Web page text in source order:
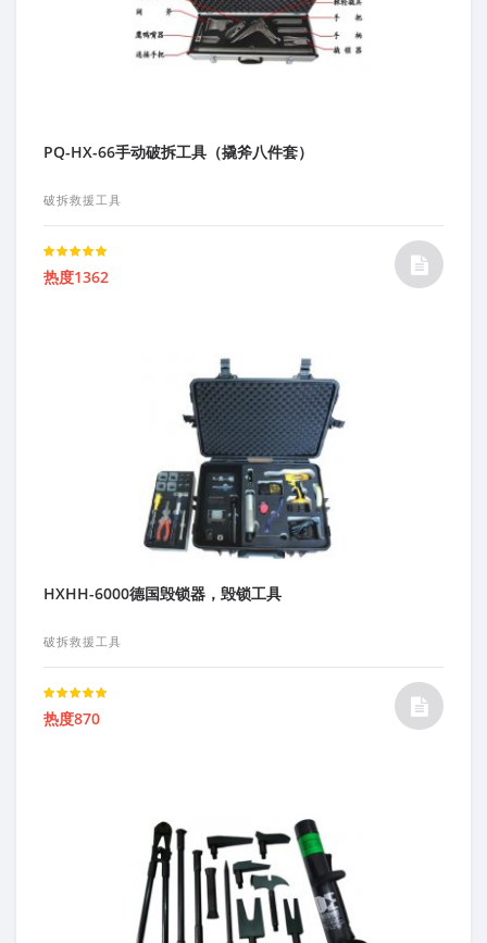
PQ-HX-66手动破拆工具（撬斧八件套）
破拆救援工具
Rated
5.00out of 5
热度1362
HXHH-6000德国毁锁器，毁锁工具
破拆救援工具
Rated
5.00out of 5
热度870